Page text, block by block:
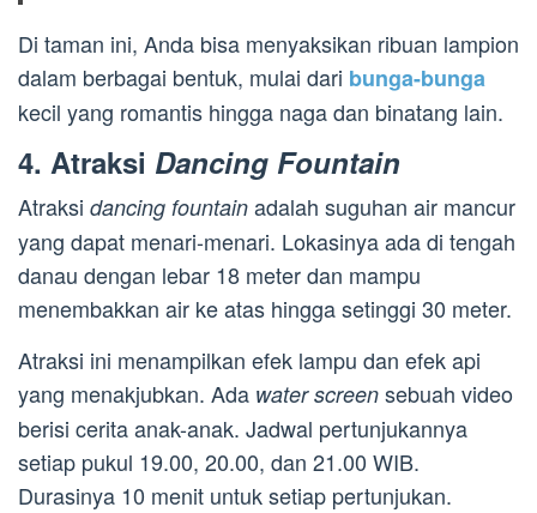
Di taman ini, Anda bisa menyaksikan ribuan lampion
dalam berbagai bentuk, mulai dari bunga-bunga
kecil yang romantis hingga naga dan binatang lain.
4. Atraksi Dancing Fountain
Atraksi dancing fountain adalah suguhan air mancur
yang dapat menari-menari. Lokasinya ada di tengah
danau dengan lebar 18 meter dan mampu
menembakkan air ke atas hingga setinggi 30 meter.
Atraksi ini menampilkan efek lampu dan efek api
yang menakjubkan. Ada water screen sebuah video
berisi cerita anak-anak. Jadwal pertunjukannya
setiap pukul 19.00, 20.00, dan 21.00 WIB.
Durasinya 10 menit untuk setiap pertunjukan.